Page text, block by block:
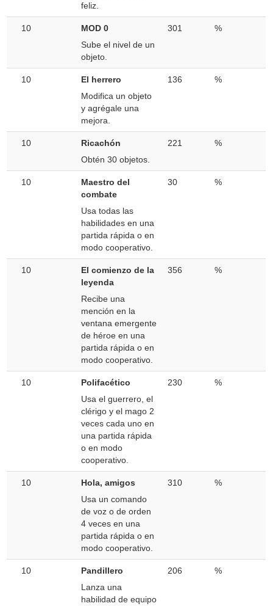
feliz.
10
MOD 0
Sube el nivel de un
objeto.
301 %
10
El herrero
Modifica un objeto
y agrégale una
mejora.
136 %
10
Ricachón
Obtén 30 objetos.
221 %
10
Maestro del
combate
Usa todas las
habilidades en una
partida rápida o en
modo cooperativo.
30 %
10
El comienzo de la
leyenda
Recibe una
mención en la
ventana emergente
de héroe en una
partida rápida o en
modo cooperativo.
356 %
10
Polifacético
Usa el guerrero, el
clérigo y el mago 2
veces cada uno en
una partida rápida
o en modo
cooperativo.
230 %
10
Hola, amigos
Usa un comando
de voz o de orden
4 veces en una
partida rápida o en
modo cooperativo.
310 %
10
Pandillero
Lanza una
habilidad de equipo
206 %